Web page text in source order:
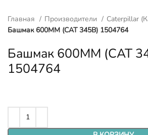
Главная Производители
Caterpillar
Башмак 600ММ (CAT 345B) 1504764
Башмак 600ММ (CAT
1504764